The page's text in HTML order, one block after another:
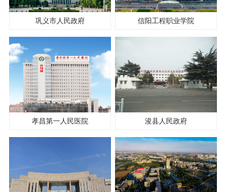
巩义市人民政府 信阳工程职业学院
孝昌第一人民医院 浚县人民政府